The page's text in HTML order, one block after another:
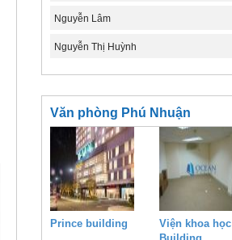
Nguyễn Lâm
Nguyễn Thị Huỳnh
Văn phòng Phú Nhuận
Prince building
Viện khoa học